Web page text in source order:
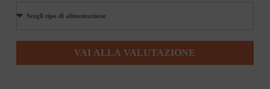
VAI ALLA VALUTAZIONE